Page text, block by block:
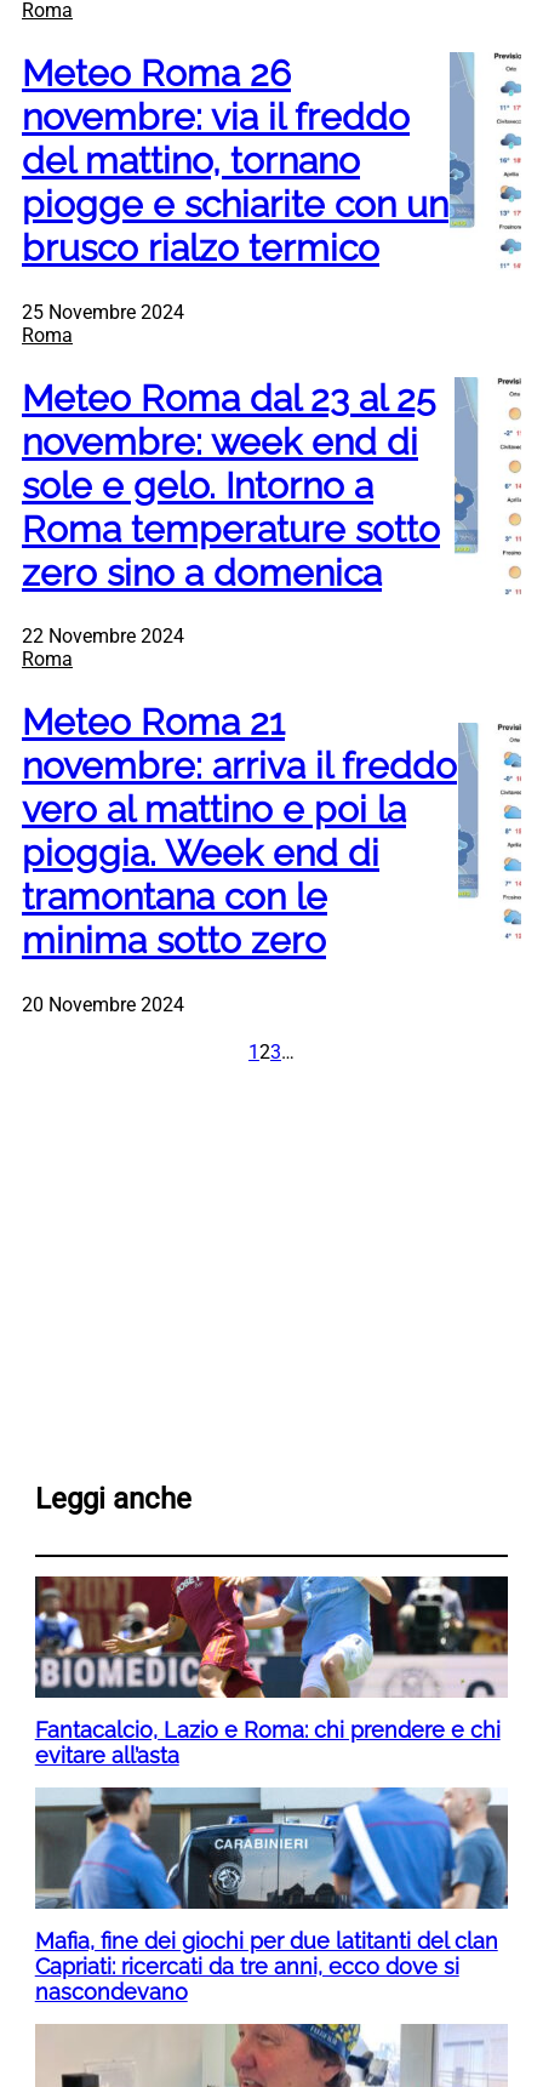
Roma
Meteo Roma 26
novembre: via il freddo
del mattino, tornano
piogge e schiarite con un
brusco rialzo termico
25 Novembre 2024
Roma
Meteo Roma dal 23 al 25
novembre: week end di
sole e gelo. Intorno a
Roma temperature sotto
zero sino a domenica
22 Novembre 2024
Roma
Meteo Roma 21
novembre: arriva il freddo
vero al mattino e poi la
pioggia. Week end di
tramontana con le
minima sotto zero
20 Novembre 2024
1 23…
Leggi anche
Fantacalcio, Lazio e Roma: chi prendere e chi
evitare all’asta
Mafia, fine dei giochi per due latitanti del clan
Capriati: ricercati da tre anni, ecco dove si
nascondevano